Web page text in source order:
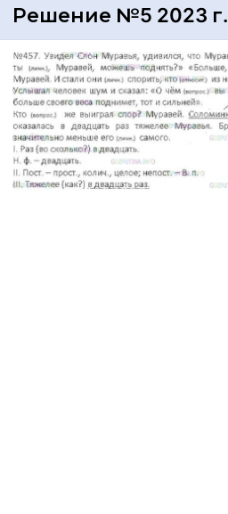
Решение №5 2023 г.